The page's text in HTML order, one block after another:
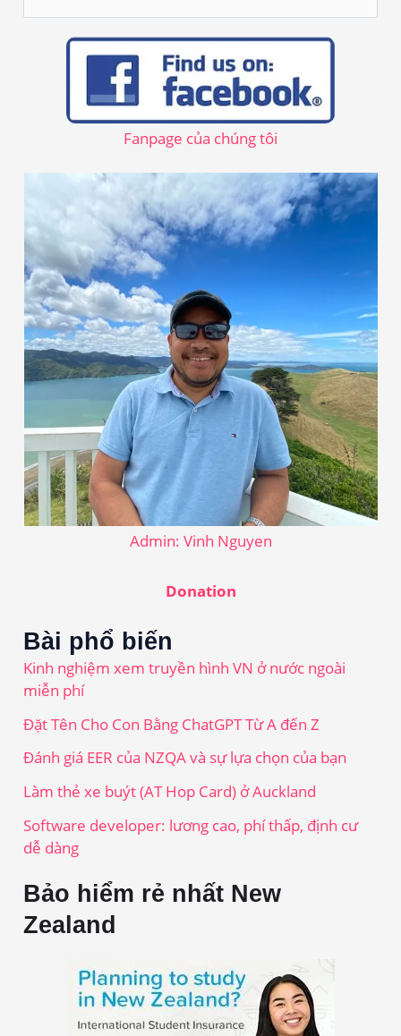
ì
Fanpage của chúng tôi
Admin: Vinh Nguyen
Donation
Bài phổ biến
Kinh nghiệm xem truyền hình VN ở nước ngoài
miễn phí
Đặt Tên Cho Con Bằng ChatGPT Từ A đến Z
Đánh giá EER của NZQA và sự lựa chọn của bạn
Làm thẻ xe buýt (AT Hop Card) ở Auckland
Software developer: lương cao, phí thấp, định cư
dễ dàng
Bảo hiểm rẻ nhất New
Zealand